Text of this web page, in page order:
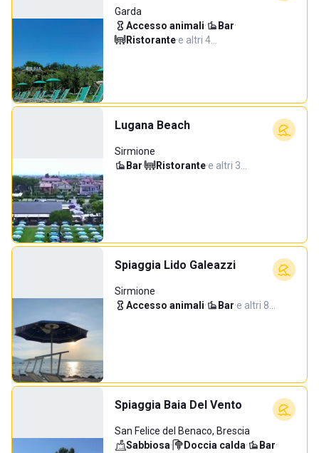
Garda
Accesso animali· Bar·
Ristorante·e altri 4…
Lugana Beach
Sirmione
Bar· Ristorante·e altri 3…
Spiaggia Lido Galeazzi
Sirmione
Accesso animali· Bar·e altri 8…
Spiaggia Baia Del Vento
San Felice del Benaco, Brescia
Sabbiosa· Doccia calda· Bar·